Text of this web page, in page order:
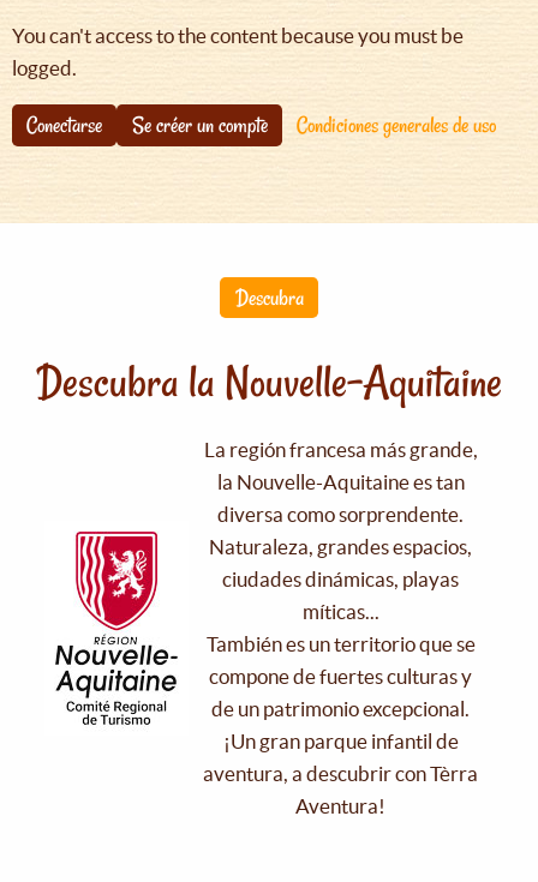
navegación
You can't access to the content because you must be
logged.
Conectarse Se créer un compte Condiciones generales de uso
Descubra
Descubra la Nouvelle-Aquitaine
La región francesa más grande,
la Nouvelle-Aquitaine es tan
diversa como sorprendente.
Naturaleza, grandes espacios,
ciudades dinámicas, playas
míticas...
También es un territorio que se
compone de fuertes culturas y
de un patrimonio excepcional.
¡Un gran parque infantil de
aventura, a descubrir con Tèrra
Aventura!